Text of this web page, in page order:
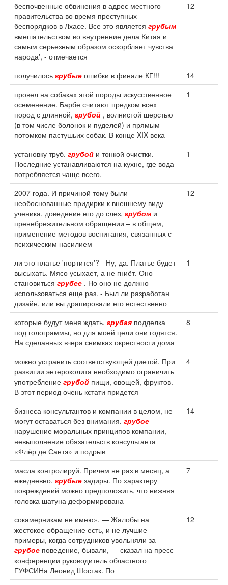
беспочвенные обвинения в адрес местного
правительства во время преступных
беспорядков в Лхасе. Все это является грубым
вмешательством во внутренние дела Китая и
самым серьезным образом оскорбляет чувства
народа', - отмечается
12
получилось грубые ошибки в финале КГ!!!
14
провел на собаках этой породы искусственное
осеменение. Барбе считают предком всех
пород с длинной, грубой , волнистой шерстью
(в том числе болонок и пуделей) и прямым
потомком пастушьих собак. В конце XIX века
1
установку труб. грубой и тонкой очистки.
Последние устанавливаются на кухне, где вода
потребляется чаще всего.
1
2007 года. И причиной тому были
необоснованные придирки к внешнему виду
ученика, доведение его до слез, грубом и
пренебрежительном обращении – в общем,
применение методов воспитания, связанных с
психическим насилием
12
ли это платье 'портится'? - Ну, да. Платье будет
высыхать. Мясо усыхает, а не гниёт. Оно
становиться грубее . Но оно не должно
использоваться еще раз. - Был ли разработан
дизайн, или вы драпировали его естественно
1
которые будут меня ждать. грубая подделка
под голограммы, но для моей цели они годятся.
На сделанных вчера снимках окрестности дома
8
можно устранить соответствующей диетой. При
развитии энтероколита необходимо ограничить
употребление грубой пищи, овощей, фруктов.
В этот период очень кстати придется
4
бизнеса консультантов и компании в целом, не
могут оставаться без внимания. грубое
нарушение моральных принципов компании,
невыполнение обязательств консультанта
«Флёр де Сантэ» и подрыв
14
масла контролируй. Причем не раз в месяц, а
ежедневно. грубые задиры. По характеру
повреждений можно предположить, что нижняя
головка шатуна деформирована
7
сокамерникам не имею». — Жалобы на
жестокое обращение есть, и не лучшие
примеры, когда сотрудников увольняли за
грубое поведение, бывали, — сказал на пресс-
конференции руководитель областного
ГУФСИНа Леонид Шостак. По
12